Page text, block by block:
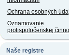
Ochrana osobných
Oznamovanie
protispoločenskej
Naše registre